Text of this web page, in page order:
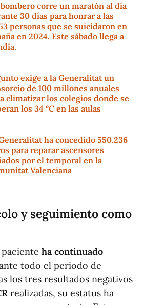
corre un maratón al día
30 días para honrar a las
personas que se suicidaron en
en 2024. Este sábado llega a
exige a la Generalitat un
de 100 millones anuales
climatizar los colegios donde se
los 34 °C en las aulas
ha concedido 550.236
para reparar ascensores
por el temporal en la
Valenciana
y seguimiento como
ha continuado
todo el periodo de
los tres resultados negativos
realizadas, su estatus ha